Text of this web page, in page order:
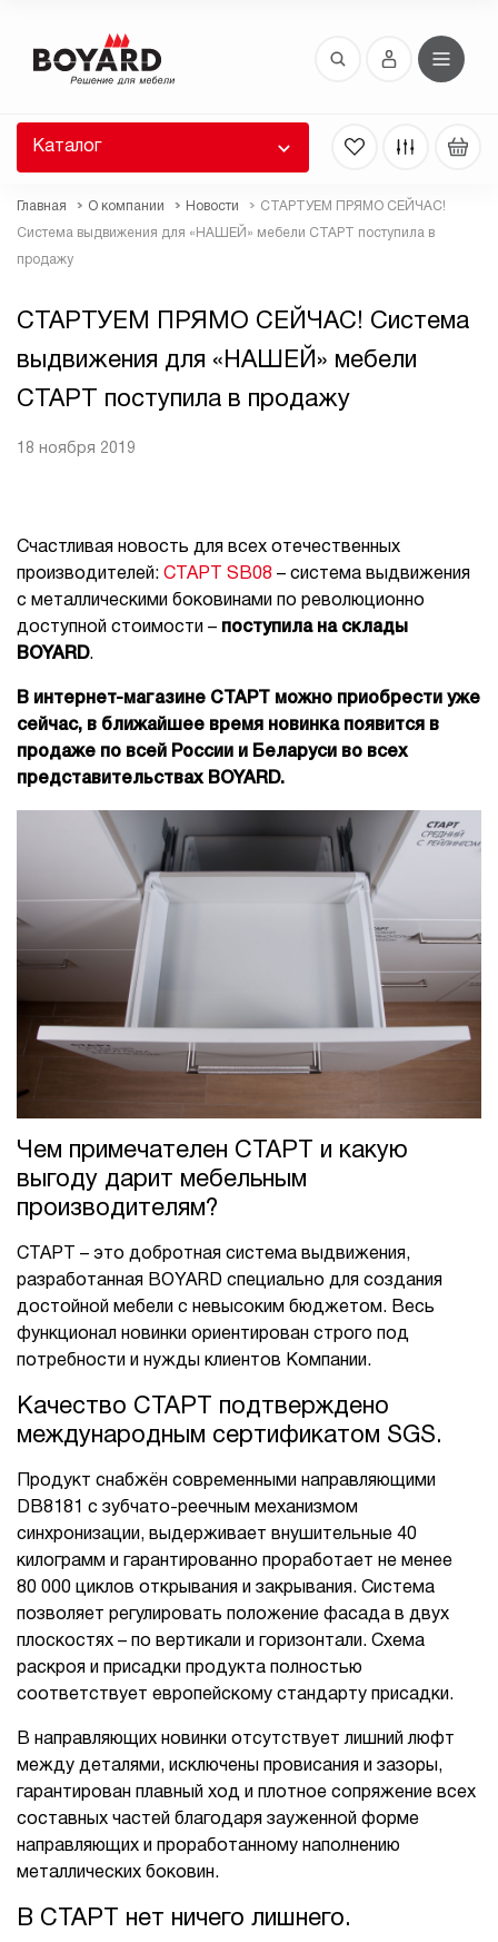
Каталог
Главная О компании Новости СТАРТУЕМ ПРЯМО СЕЙЧАС!
Система выдвижения для «НАШЕЙ» мебели СТАРТ поступила в
продажу
СТАРТУЕМ ПРЯМО СЕЙЧАС! Система
выдвижения для «НАШЕЙ» мебели
СТАРТ поступила в продажу
18 ноября 2019
Счастливая новость для всех отечественных
производителей: СТАРТ SB08 – система выдвижения
с металлическими боковинами по революционно
доступной стоимости – поступила на склады
BOYARD.
В интернет-магазине СТАРТ можно приобрести уже
сейчас, в ближайшее время новинка появится в
продаже по всей России и Беларуси во всех
представительствах BOYARD.
Чем примечателен СТАРТ и какую
выгоду дарит мебельным
производителям?
СТАРТ – это добротная система выдвижения,
разработанная BOYARD специально для создания
достойной мебели с невысоким бюджетом. Весь
функционал новинки ориентирован строго под
потребности и нужды клиентов Компании.
Качество СТАРТ подтверждено
международным сертификатом SGS.
Продукт снабжён современными направляющими
DB8181 с зубчато-реечным механизмом
синхронизации, выдерживает внушительные 40
килограмм и гарантированно проработает не менее
80 000 циклов открывания и закрывания. Система
позволяет регулировать положение фасада в двух
плоскостях – по вертикали и горизонтали. Схема
раскроя и присадки продукта полностью
соответствует европейскому стандарту присадки.
В направляющих новинки отсутствует лишний люфт
между деталями, исключены провисания и зазоры,
гарантирован плавный ход и плотное сопряжение всех
составных частей благодаря зауженной форме
направляющих и проработанному наполнению
металлических боковин.
В СТАРТ нет ничего лишнего.
Восстановление пароля
высланы вам по E-Mail.
ссылку для восстановления
Выслать